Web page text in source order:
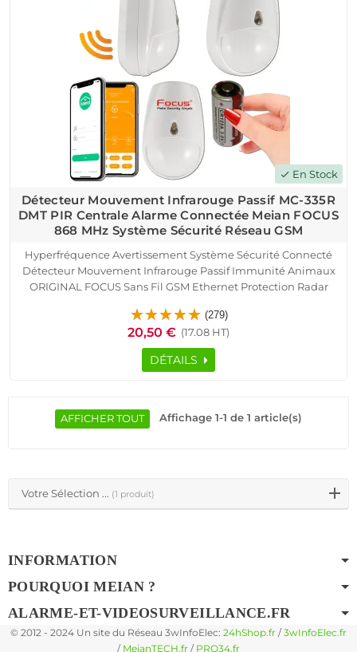
Votre Sélection ... (1 produit)
check En Stock
Détecteur Mouvement Infrarouge Passif MC-335R
DMT PIR Centrale Alarme Connectée Meian FOCUS
868 MHz Système Sécurité Réseau GSM
Hyperfréquence Avertissement Système Sécurité Connecté
Détecteur Mouvement Infrarouge Passif Immunité Animaux
ORIGINAL FOCUS Sans Fil GSM Ethernet Protection Radar
Alarme Connectée Capteur Présence
(279)
20,50 € (17.08 HT)
DÉTAILS
AFFICHER TOUT Affichage 1-1 de 1 article(s)
INFORMATION
POURQUOI MEIAN ?
ALARME-ET-VIDEOSURVEILLANCE.FR
© 2012 - 2024 Un site du Réseau 3wInfoElec: 24hShop.fr /3wInfoElec.fr
/ MeianTECH.fr / PRO34.fr